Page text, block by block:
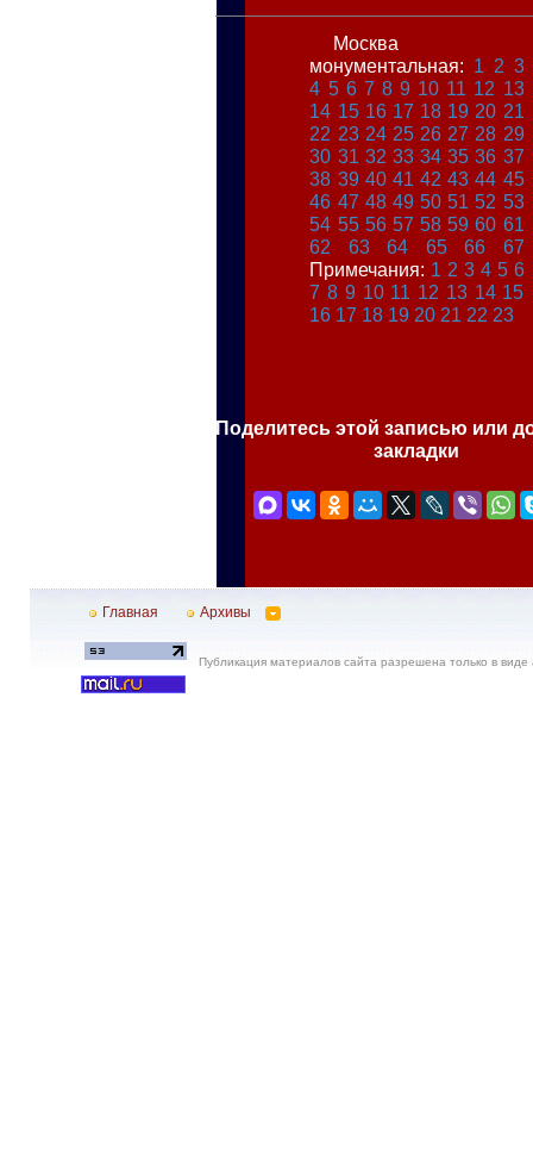
Москва
монументальная: 1 2 3
4 5 6 7 8 9 10 11 12 13
14 15 16 17 18 19 20 21
22 23 24 25 26 27 28 29
30 31 32 33 34 35 36 37
38 39 40 41 42 43 44 45
46 47 48 49 50 51 52 53
54 55 56 57 58 59 60 61
62
63 64 65 66
67
Примечания: 1 2 3 4 5 6
7 8 9 10 11 12 13 14 15
16 17 18 19 20 21 22 23
Поделитесь этой записью или
закладки
Главная Архивы
Публикация материалов сайта разрешена только в виде